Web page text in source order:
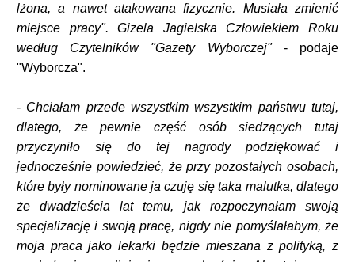
lżona, a nawet atakowana fizycznie. Musiała zmienić
miejsce pracy". Gizela Jagielska Człowiekiem Roku
według Czytelników "Gazety Wyborczej"- podaje
"Wyborcza".
- Chciałam przede wszystkim wszystkim państwu tutaj,
dlatego, że pewnie część osób siedzących tutaj
przyczyniło się do tej nagrody podziękować i
jednocześnie powiedzieć, że przy pozostałych osobach,
które były nominowane ja czuję się taka malutka, dlatego
że dwadzieścia lat temu, jak rozpoczynałam swoją
specjalizację i swoją pracę, nigdy nie pomyślałabym, że
moja praca jako lekarki będzie mieszana z polityką, z